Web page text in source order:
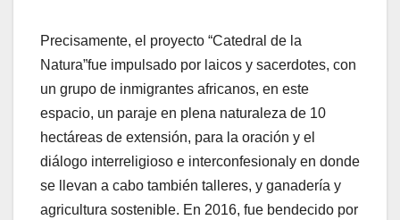
Precisamente, el proyecto “Catedral de la
Natura”fue impulsado por laicos y sacerdotes, con
un grupo de inmigrantes africanos, en este
espacio, un paraje en plena naturaleza de 10
hectáreas de extensión, para la oración y el
diá logo interreligioso e interconfesional y en donde
se llevan a cabo también talleres, y ganadería y
agricultura sostenible. En 2016, fue bendecido por